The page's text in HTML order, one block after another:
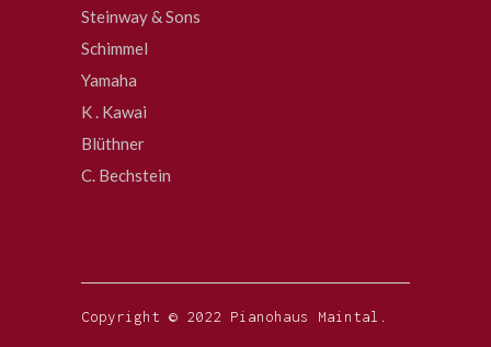
Steinway & Sons
Schimmel
Yamaha
K . Kawai
Blüthner
C. Bechstein
Copyright © 2022 Pianohaus Maintal.